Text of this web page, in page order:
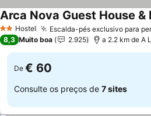
2 Estrelas
Hostel Escalda-pés exclusivo para
Arca Nova Guest House &
8,3 Muito boa 2.925 a 2.2 km de A
De € 60
Consulte os preços de 7 sites